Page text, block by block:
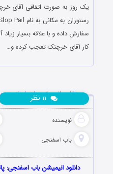
یک روز به صورت اتفاقی آقای
سفارش داده و با علاقه بسیار
کار آقای خرچنک تعجب کرده و…
دانلود انیمیشن باب اسفنجی:
نویسنده
باب اسفنجی
نظر